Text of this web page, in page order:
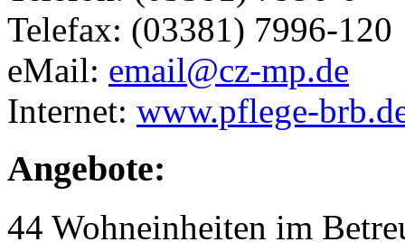
Telefax: (03381) 7996-120
eMail: email@cz-mp.de
Internet: www.pflege-
Angebote:
44 Wohneinheiten im